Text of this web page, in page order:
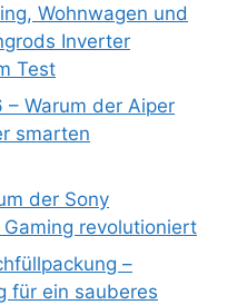
Wohnwagen und
Inverter
Test
– Warum der Aiper
smarten
der Sony
revolutioniert
–
für ein sauberes